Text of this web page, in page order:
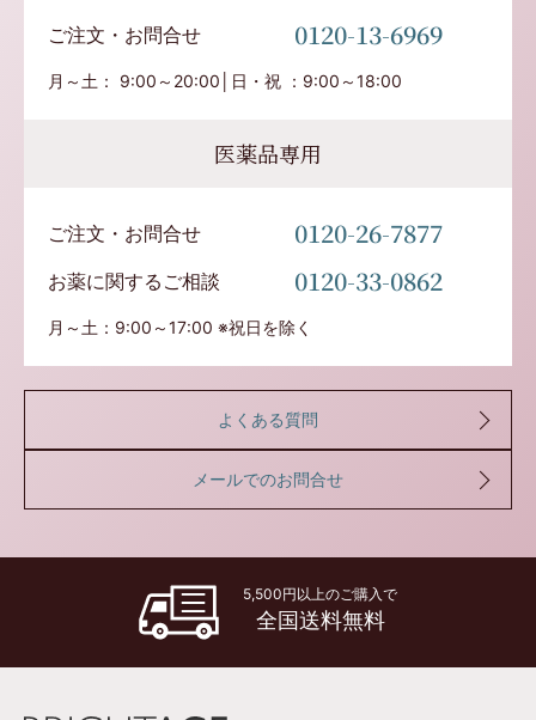
ご注文・お問合せ 0120-13-6969
月～土： 9:00～20:00│日・祝 ：9:00～18:00
医薬品専用
ご注文・お問合せ 0120-26-7877
お薬に関するご相談 0120-33-0862
月～土：9:00～17:00 ※祝日を除く
よくある質問
メールでのお問合せ
5,500円以上のご購入で
全国送料無料